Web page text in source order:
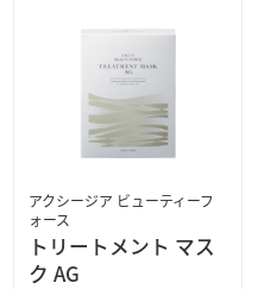
アクシージア ビューティーフ
ォース
トリートメント マス
ク AG